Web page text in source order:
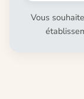
Vous